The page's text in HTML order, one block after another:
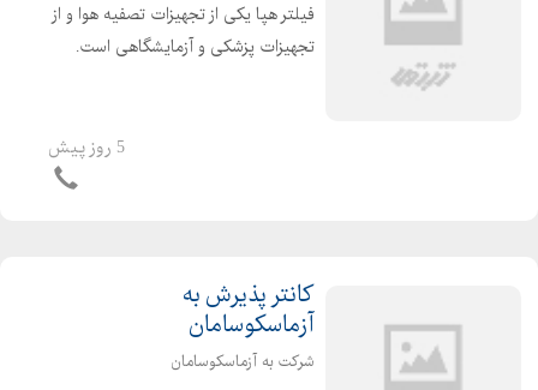
فیلتر هپا یکی از تجهیزات تصفیه هوا و از
تجهیزات پزشکی و آزمایشگاهی است.
موثرترین روش های تصفیه هوا است.
5 روز پیش
کانتر پذیرش به
آزماسکوسامان
شرکت به آزماسکوسامان